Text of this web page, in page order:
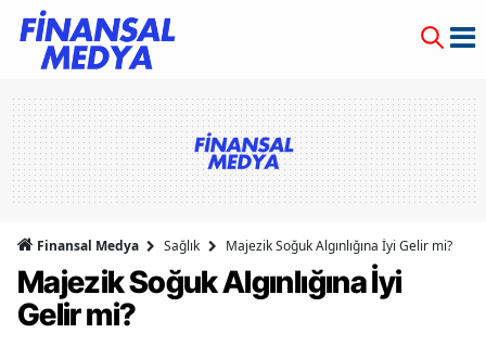
Finansal Medya Sağlık Majezik Soğuk Algınlığına İyi Gelir mi?
Majezik Soğuk Algınlığına İyi
Gelir mi?